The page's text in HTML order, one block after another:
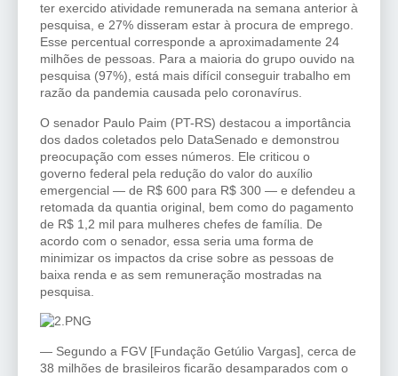
ter exercido atividade remunerada na semana anterior à
pesquisa, e 27% disseram estar à procura de emprego.
Esse percentual corresponde a aproximadamente 24
milhões de pessoas. Para a maioria do grupo ouvido na
pesquisa (97%), está mais difícil conseguir trabalho em
razão da pandemia causada pelo coronavírus.
O senador Paulo Paim (PT-RS) destacou a importância
dos dados coletados pelo DataSenado e demonstrou
preocupação com esses números. Ele criticou o
governo federal pela redução do valor do auxílio
emergencial — de R$ 600 para R$ 300 — e defendeu a
retomada da quantia original, bem como do pagamento
de R$ 1,2 mil para mulheres chefes de família. De
acordo com o senador, essa seria uma forma de
minimizar os impactos da crise sobre as pessoas de
baixa renda e as sem remuneração mostradas na
pesquisa.
— Segundo a FGV [Fundação Getúlio Vargas], cerca de
38 milhões de brasileiros ficarão desamparados com o